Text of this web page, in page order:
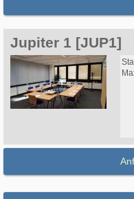
Jupiter 1 [JUP1]